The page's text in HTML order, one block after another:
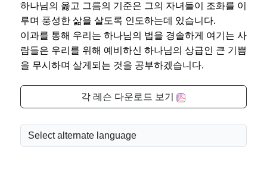
하나님의 옳고 그름의 기준은 그의 자녀들이 조화를 이
루며 풍성한 삶을 살도록 인도하는데 있습니다.
이과를 통해 우리는 하나님의 법을 경솔하게 여기는 사
람들은 우리를 위해 예비하신 하나님의 상급인 큰 기쁨
을 무시하며 살게되는 것을 공부하겠습니다.
각 레슨 다운로드 보기